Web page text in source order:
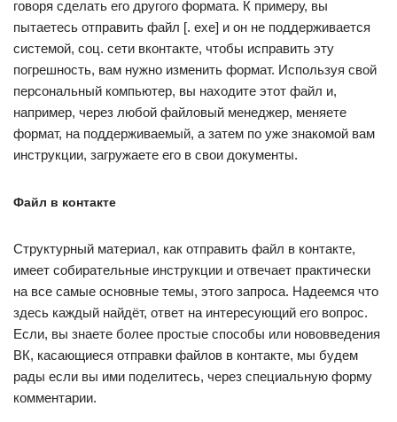
говоря сделать его другого формата. К примеру, вы
пытаетесь отправить файл [. exe] и он не поддерживается
системой, соц. сети вконтакте, чтобы исправить эту
погрешность, вам нужно изменить формат. Используя свой
персональный компьютер, вы находите этот файл и,
например, через любой файловый менеджер, меняете
формат, на поддерживаемый, а затем по уже знакомой вам
инструкции, загружаете его в свои документы.
Файл в контакте
Структурный материал, как отправить файл в контакте,
имеет собирательные инструкции и отвечает практически
на все самые основные темы, этого запроса. Надеемся что
здесь каждый найдёт, ответ на интересующий его вопрос.
Если, вы знаете более простые способы или нововведения
ВК, касающиеся отправки файлов в контакте, мы будем
рады если вы ими поделитесь, через специальную форму
комментарии.